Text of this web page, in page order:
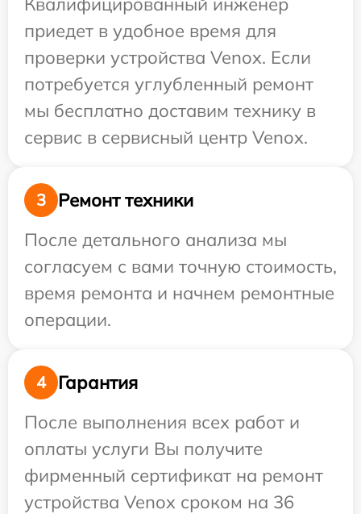
приедет в удобное время для
проверки устройства Venox. Если
потребуется углубленный ремонт
мы бесплатно доставим технику в
сервис в сервисный центр Venox.
3
Ремонт техники
После детального анализа мы
согласуем с вами точную стоимость,
время ремонта и начнем ремонтные
операции.
4
Гарантия
После выполнения всех работ и
оплаты услуги Вы получите
фирменный сертификат на ремонт
устройства Venox сроком на 36